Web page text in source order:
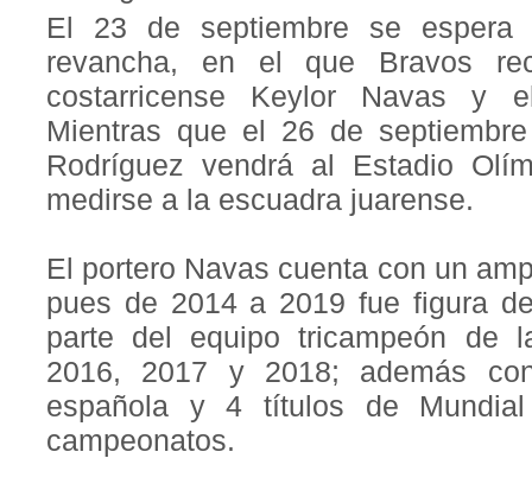
El 23 de septiembre se
revancha, en el que Bravos
costarricense Keylor Navas y
Mientras que el 26 de
Rodríguez vendrá al Estadio
medirse a la escuadra juarense.
El portero Navas cuenta con un
pues de 2014 a 2019 fue figura
parte del equipo tricampeón de
2016, 2017 y 2018; además
española y 4 títulos de
campeonatos.